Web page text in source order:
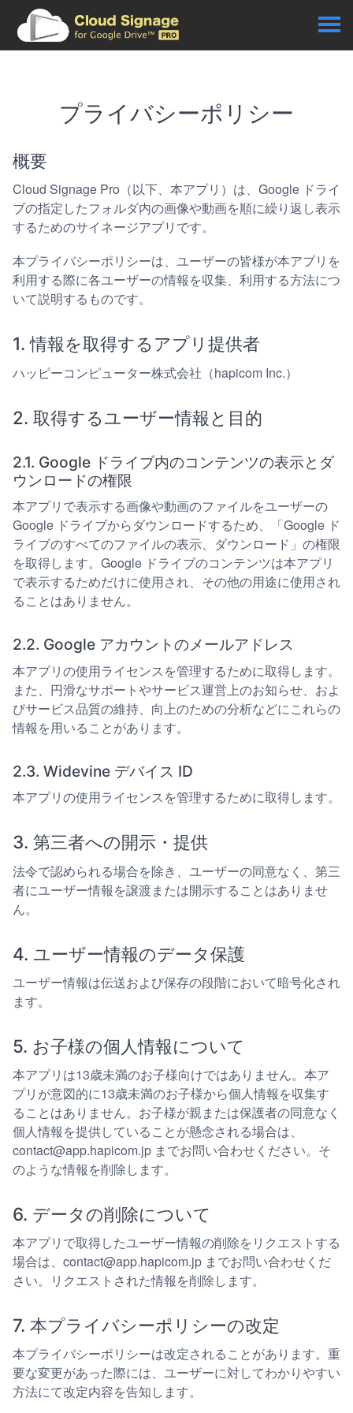
プライバシーポリシー
概要
Cloud Signage Pro（以下、本アプリ）は、Google ドライ
ブの指定したフォルダ内の画像や動画を順に繰り返し表示
するためのサイネージアプリです。
本プライバシーポリシーは、ユーザーの皆様が本アプリを
利用する際に各ユーザーの情報を収集、利用する方法につ
いて説明するものです。
1. 情報を取得するアプリ提供者
ハッピーコンピューター株式会社（hapicom Inc.）
2. 取得するユーザー情報と目的
2.1. Google ドライブ内のコンテンツの表示とダ
ウンロードの権限
本アプリで表示する画像や動画のファイルをユーザーの
Google ドライブからダウンロードするため、「Google ド
ライブのすべてのファイルの表示、ダウンロード」の権限
を取得します。Google ドライブのコンテンツは本アプリ
で表示するためだけに使用され、その他の用途に使用され
ることはありません。
2.2. Google アカウントのメールアドレス
本アプリの使用ライセンスを管理するために取得します。
また、円滑なサポートやサービス運営上のお知らせ、およ
びサービス品質の維持、向上のための分析などにこれらの
情報を用いることがあります。
2.3. Widevine デバイス ID
本アプリの使用ライセンスを管理するために取得します。
3. 第三者への開示・提供
法令で認められる場合を除き、ユーザーの同意なく、第三
者にユーザー情報を譲渡または開示することはありませ
ん。
4. ユーザー情報のデータ保護
ユーザー情報は伝送および保存の段階において暗号化され
ます。
5. お子様の個人情報について
本アプリは13歳未満のお子様向けではありません。本ア
プリが意図的に13歳未満のお子様から個人情報を収集す
ることはありません。お子様が親または保護者の同意なく
個人情報を提供していることが懸念される場合は、
contact@app.hapicom.jp までお問い合わせください。そ
のような情報を削除します。
6. データの削除について
本アプリで取得したユーザー情報の削除をリクエストする
場合は、contact@app.hapicom.jp までお問い合わせくだ
さい。リクエストされた情報を削除します。
7. 本プライバシーポリシーの改定
本プライバシーポリシーは改定されることがあります。重
要な変更があった際には、ユーザーに対してわかりやすい
方法にて改定内容を告知します。